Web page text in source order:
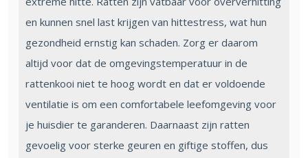
en kunnen snel last krijgen van hittestress, wat hun
gezondheid ernstig kan schaden. Zorg er daarom
altijd voor dat de omgevingstemperatuur in de
rattenkooi niet te hoog wordt en dat er voldoende
ventilatie is om een comfortabele leefomgeving voor
je huisdier te garanderen. Daarnaast zijn ratten
gevoelig voor sterke geuren en giftige stoffen, dus